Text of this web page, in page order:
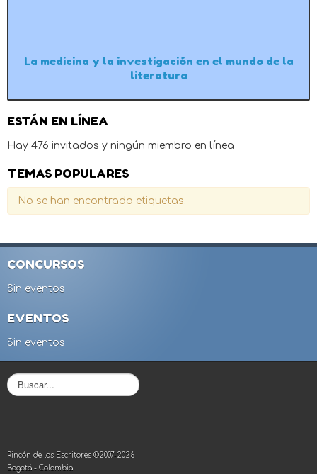
La medicina y la investigación en el mundo de la
literatura
ESTÁN EN LÍNEA
Hay 476 invitados y ningún miembro en línea
TEMAS POPULARES
No se han encontrado etiquetas.
CONCURSOS
Sin eventos
EVENTOS
Sin eventos
B
u
r
.
Rincón de los Escritores ©2007-2026
Bogotá - Colombia